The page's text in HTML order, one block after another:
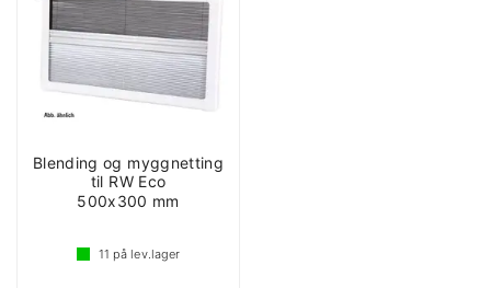
Blending og myggnetting
til RW Eco
500x300 mm
11 på lev.lager